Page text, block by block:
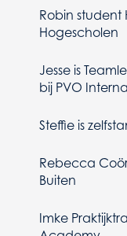
Robin student
Hogescholen
Jesse is
bij PVO
Steffie is
Rebecca
Buiten
Imke